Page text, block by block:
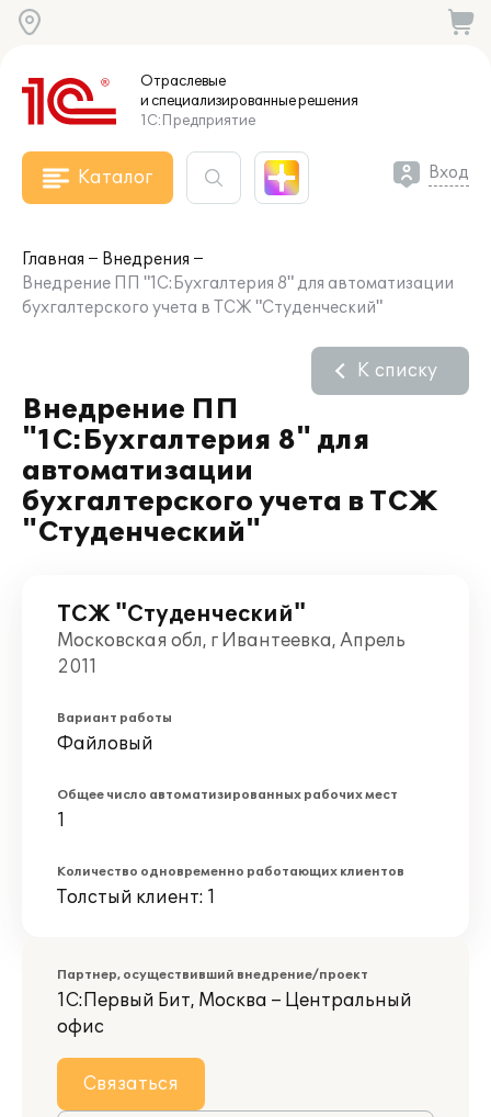
Отраслевые
и специализированныерешения
1С:Предприятие
Каталог Вход
Главная
Внедрения
Внедрение ПП "1С:Бухгалтерия 8" для автоматизации
бухгалтерского учета в ТСЖ "Студенческий"
Внедрение ПП
"1С:Бухгалтерия 8" для
автоматизации
бухгалтерского учета в ТСЖ
"Студенческий"
К списку
ТСЖ "Студенческий"
Московская обл, г Ивантеевка, Апрель
2011
Вариант работы
Файловый
Общее число автоматизированных рабочих мест
1
Количество одновременно работающих клиентов
Толстый клиент: 1
Партнер, осуществивший внедрение/проект
1С:Первый Бит, Москва – Центральный
офис
Связаться